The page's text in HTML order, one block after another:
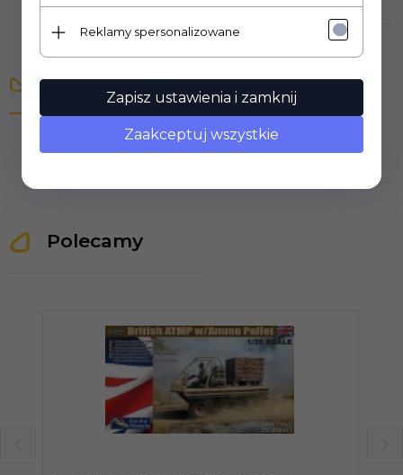
Opinie Klientów
Polecamy
Reklamy spersonalizowane
Zapisz ustawienia i zamknij
Zaakceptuj wszystkie